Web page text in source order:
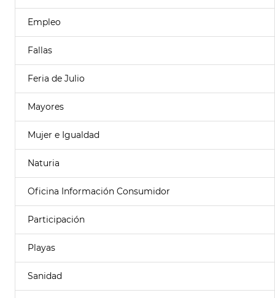
Empleo
Fallas
Feria de Julio
Mayores
Mujer e Igualdad
Naturia
Oficina Información Consumidor
Participación
Playas
Sanidad